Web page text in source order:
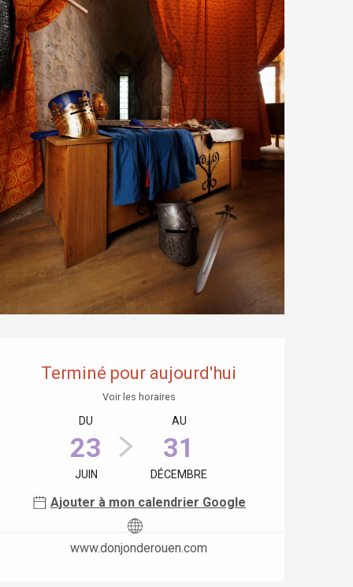
Terminé pour aujourd'hui
Voir les horaires
DU
23
JUIN
AU
31
DÉCEMBRE
Ajouter à mon calendrier Google
www.donjonderouen.com